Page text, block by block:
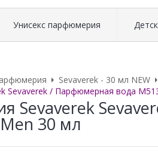
Унисекс парфюмерия
Sevaverek - 30 мл NEW
Sevaverek / Парфюмерная вода
Sevaverek
30 мл